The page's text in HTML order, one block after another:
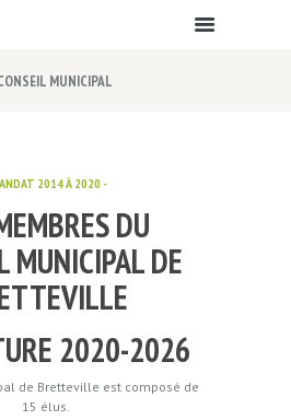
MUNICIPAL
2014 À 2020 -
DU
MUNICIPAL DE
2020-2026
de Bretteville est composé de
15 élus.